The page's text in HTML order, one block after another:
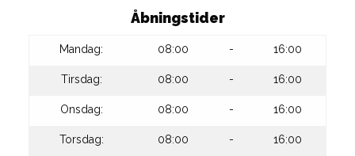
Åbningstider
Mandag: 08:00 - 16:00
Tirsdag: 08:00 - 16:00
Onsdag: 08:00 - 16:00
Torsdag: 08:00 - 16:00